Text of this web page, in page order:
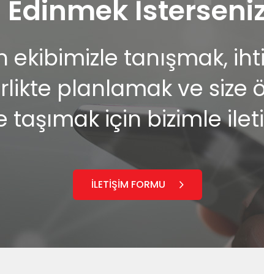
Edinmek
ekibimizle tanışmak,
planlamak ve size
taşımak için bizimle
İLETİŞİM FORMU